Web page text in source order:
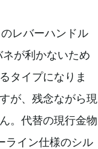
レバーハンドル
が利かないため
タイプになりま
が、残念ながら現
。代替の現行金物
ライン仕様のシル